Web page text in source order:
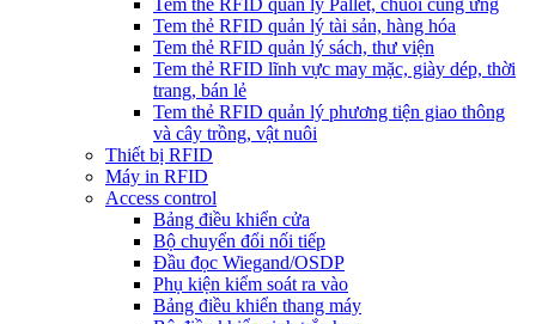
Tem thẻ RFID quản lý Pallet, chuỗi cung ứng
Tem thẻ RFID quản lý tài sản, hàng hóa
Tem thẻ RFID quản lý sách, thư viện
Tem thẻ RFID lĩnh vực may mặc, giày dép, thời
trang, bán lẻ
Tem thẻ RFID quản lý phương tiện giao thông
và cây trồng, vật nuôi
Thiết bị RFID
Máy in RFID
Access control
Bảng điều khiển cửa
Bộ chuyển đổi nối tiếp
Đầu đọc Wiegand/OSDP
Phụ kiện kiểm soát ra vào
Bảng điều khiển thang máy